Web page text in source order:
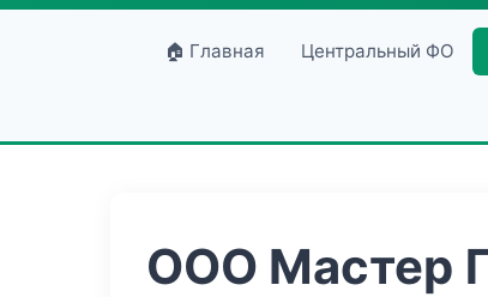
🏠 Главная Центральный ФО
ООО Мастер